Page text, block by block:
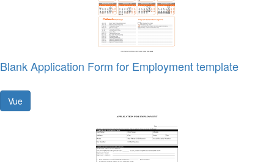
Blank Application Form for Employment template
Vue